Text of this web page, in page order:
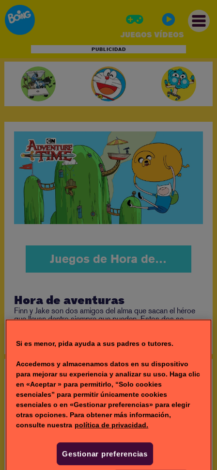
JUEGOS VÍDEOS
PUBLICIDAD
INICIO
JUEGOS
VÍDEOS
Juegos de Hora de aventuras
Hora de aventuras
Finn y Jake son dos amigos del alma que sacan el héroe
que llevan dentro siempre que pueden. Estos dos se
Mostrar todo
Cosas divertidas
Si es menor, pida ayuda a sus padres o tutores.
Accedemos y almacenamos datos en su dispositivo
para mejorar su experiencia y analizar su uso. Haga clic
en «Aceptar » para permitirlo, “Solo cookies
esenciales” para permitir únicamente cookies
esenciales o en «Gestionar preferencias» para elegir
otras opciones. Para obtener más información,
consulte nuestra política de privacidad.
Gestionar preferencias